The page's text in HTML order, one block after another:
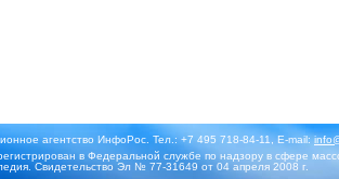
агентство ИнфоРос. Тел.: +7 495 718-84-11, E-mail:
в Федеральной службе по надзору в сфере
Свидетельство Эл № 77-31649 от 04 апреля 2008 г.